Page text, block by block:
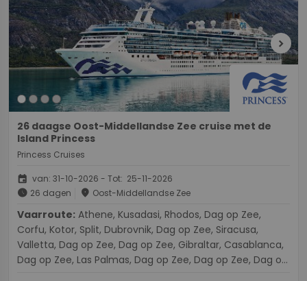
chevron_right
26 daagse Oost-Middellandse Zee cruise met de
Island Princess
Princess Cruises
event van: 31-10-2026 - Tot: 25-11-2026
schedule 26 dagen place Oost-Middellandse Zee
Vaarroute:
Corfu, Kotor, Split, Dubrovnik, Dag op Zee, Siracusa,
Valletta, Dag op Zee, Dag op Zee, Gibraltar, Casablanca,
Dag op Zee, Las Palmas, Dag op Zee, Dag op Zee, Dag op